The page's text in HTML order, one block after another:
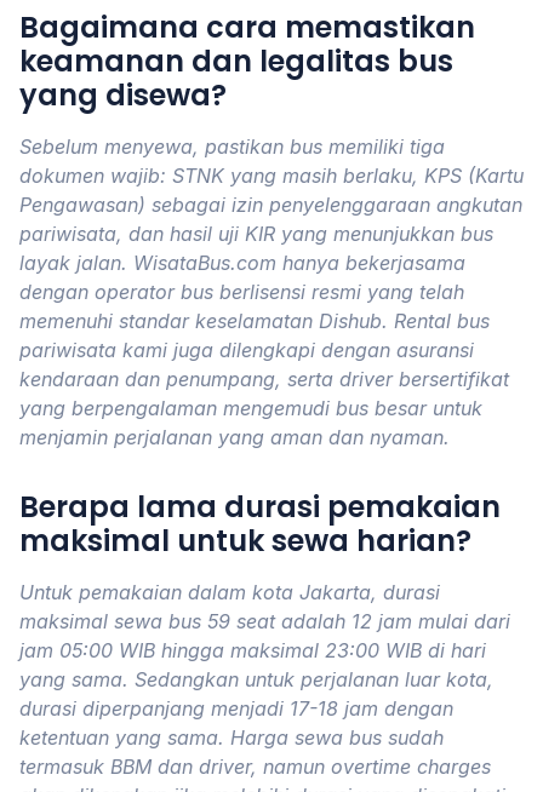
Bagaimana cara memastikan
keamanan dan legalitas bus
yang disewa?
Sebelum menyewa, pastikan bus memiliki tiga
dokumen wajib: STNK yang masih berlaku, KPS (Kartu
Pengawasan) sebagai izin penyelenggaraan angkutan
pariwisata, dan hasil uji KIR yang menunjukkan bus
layak jalan. WisataBus.com hanya bekerjasama
dengan operator bus berlisensi resmi yang telah
memenuhi standar keselamatan Dishub. Rental bus
pariwisata kami juga dilengkapi dengan asuransi
kendaraan dan penumpang, serta driver bersertifikat
yang berpengalaman mengemudi bus besar untuk
menjamin perjalanan yang aman dan nyaman.
Berapa lama durasi pemakaian
maksimal untuk sewa harian?
Untuk pemakaian dalam kota Jakarta, durasi
maksimal sewa bus 59 seat adalah 12 jam mulai dari
jam 05:00 WIB hingga maksimal 23:00 WIB di hari
yang sama. Sedangkan untuk perjalanan luar kota,
durasi diperpanjang menjadi 17-18 jam dengan
ketentuan yang sama. Harga sewa bus sudah
termasuk BBM dan driver, namun overtime charges